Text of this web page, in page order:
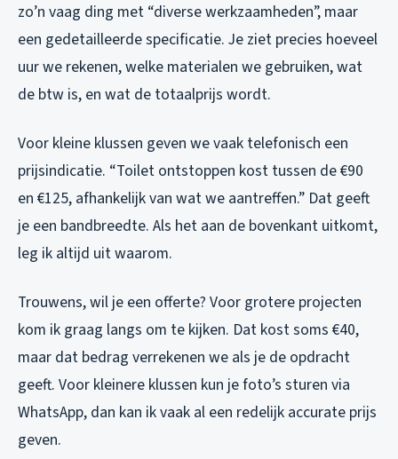
zo’n vaag ding met “diverse werkzaamheden”, maar
een gedetailleerde specificatie. Je ziet precies hoeveel
uur we rekenen, welke materialen we gebruiken, wat
de btw is, en wat de totaalprijs wordt.
Voor kleine klussen geven we vaak telefonisch een
prijsindicatie. “Toilet ontstoppen kost tussen de €90
en €125, afhankelijk van wat we aantreffen.” Dat geeft
je een bandbreedte. Als het aan de bovenkant uitkomt,
leg ik altijd uit waarom.
Trouwens, wil je een offerte? Voor grotere projecten
kom ik graag langs om te kijken. Dat kost soms €40,
maar dat bedrag verrekenen we als je de opdracht
geeft. Voor kleinere klussen kun je foto’s sturen via
WhatsApp, dan kan ik vaak al een redelijk accurate prijs
geven.